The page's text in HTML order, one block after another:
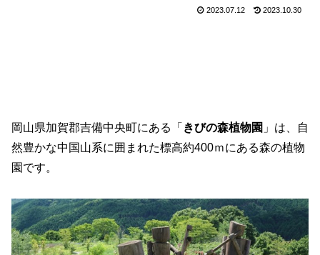
2023.07.12 2023.10.30
岡山県加賀郡吉備中央町にある「 きびの森植物園 」は、自
然豊かな中国山系に囲まれた標高約400ｍにある森の植物
園です。